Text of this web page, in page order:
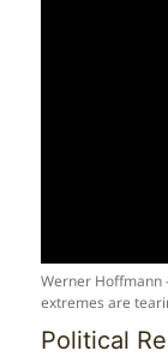
Werner Hoffmann
extremes are
Political